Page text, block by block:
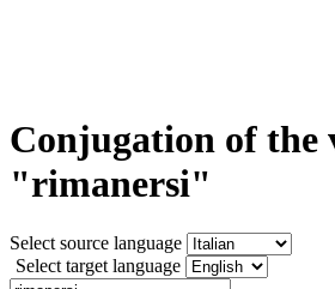
Conjugation of the
"rimanersi"
Select source language
Select target language